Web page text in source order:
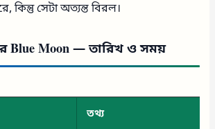
কিন্তু সেটা অত্যন্ত বিরল।
Blue Moon — তারিখ ও সময়
তথ্য